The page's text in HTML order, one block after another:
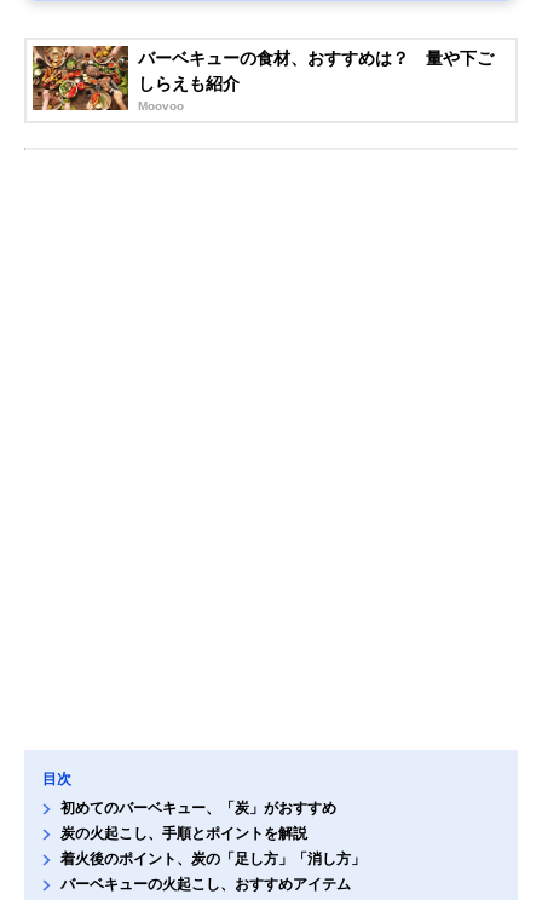
バーベキューの食材、おすすめは？ 量や下ご
しらえも紹介
Moovoo
目次
初めてのバーベキュー、「炭」がおすすめ
炭の火起こし、手順とポイントを解説
着火後のポイント、炭の「足し方」「消し方」
バーベキューの火起こし、おすすめアイテム